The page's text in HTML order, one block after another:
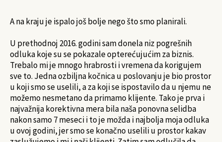
A na kraju je ispalo još bolje nego što smo planirali.
U prethodnoj 2016. godini sam donela niz pogrešnih
odluka koje su se pokazale opterećujućim za biznis.
Trebalo mi je mnogo hrabrosti i vremena da korigujem
sve to. Jedna ozbiljna kočnica u poslovanju je bio prostor
u koji smo se uselili, a za koji se ispostavilo da u njemu ne
možemo nesmetano da primamo klijente. Tako je prva i
najvažnija korektivna mera bila naša ponovna selidba
nakon samo 7 meseci i to je možda i najbolja moja odluka
u ovoj godini, jer smo se konačno uselili u prostor kakav